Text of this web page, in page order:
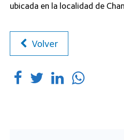
ubicada en la localidad de
Volver